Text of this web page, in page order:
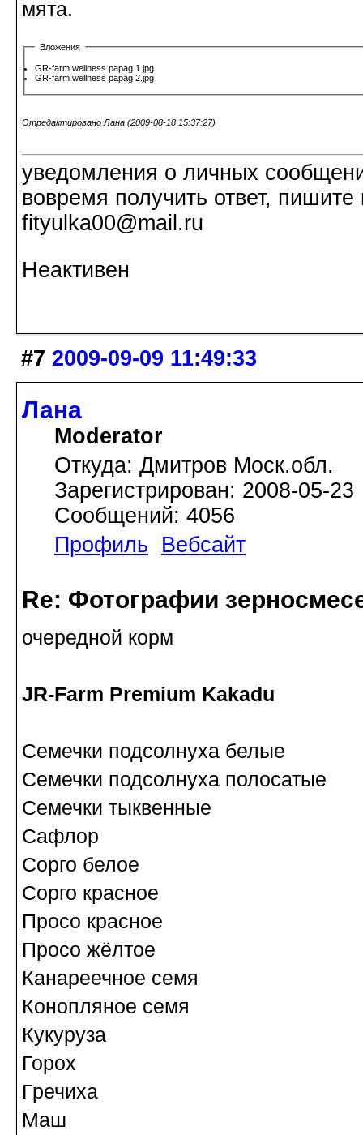
мята.
Вложения
GR-farm wellness papag 1.jpg
GR-farm wellness papag 2.jpg
Отредактировано Лана (2009-08-18 15:37:27)
уведомления о личных
вовремя получить ответ,
fityulka00@mail.ru
Неактивен
#7 2009-09-09 11:49:33
Лана
Moderator
Откуда: Дмитров Моск.обл.
Зарегистрирован: 2008-05-23
Сообщений: 4056
Профиль
Вебсайт
Re: Фотографии
очередной корм
JR-Farm Premium Kakadu
Семечки подсолнуха белые
Семечки подсолнуха полосатые
Семечки тыквенные
Сафлор
Сорго белое
Сорго красное
Просо красное
Просо жёлтое
Канареечное семя
Конопляное семя
Кукуруза
Горох
Гречиха
Маш